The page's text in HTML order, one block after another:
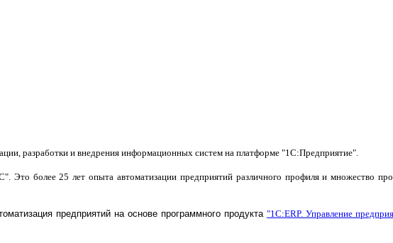
разработки и внедрения информационных систем на платформе "1С:Предприятие".
более 25 лет опыта автоматизации предприятий различного профиля и множество
предприятий на основе программного продукта "1С:ERP. Управление